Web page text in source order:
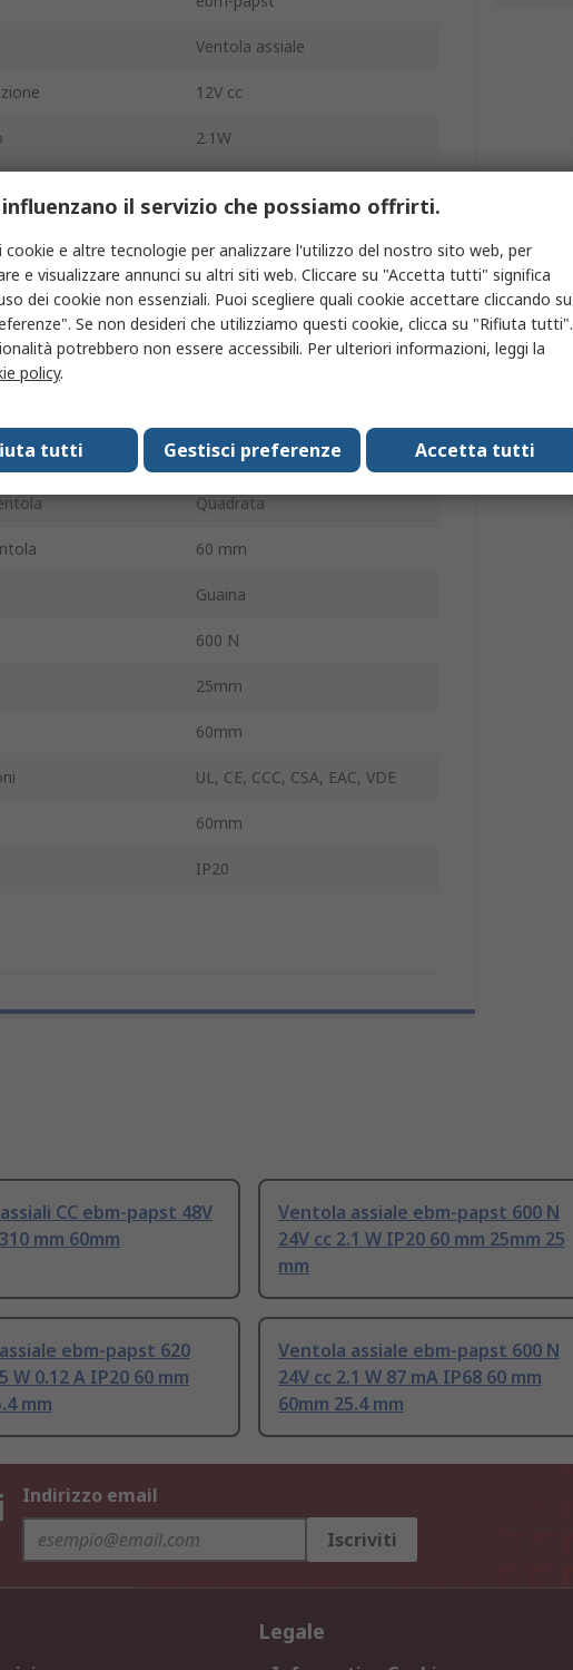
Ventola assiale
12V cc
2.1W
35dB
5100giri/min
terminazione
25mm
Quadrata
60 mm
Guaina
600 N
25mm
60mm
UL, CE, CCC, CSA, EAC, VDE
60mm
IP20
CC ebm-papst 48V
mm 60mm
Ventola assiale ebm-papst 600 N
24V cc 2.1 W IP20 60 mm 25mm 25
mm
ebm-papst 620
W 0.12 A IP20 60 mm
mm
Ventola assiale ebm-papst 600 N
24V cc 2.1 W 87 mA IP68 60 mm
60mm 25.4 mm
Indirizzo email
Iscriviti
Legale
il servizio che possiamo offrirti.
cookie e altre tecnologie per analizzare l'utilizzo del nostro sito web, per
e visualizzare annunci su altri siti web. Cliccare su "Accetta tutti" significa
dei cookie non essenziali. Puoi scegliere quali cookie accettare cliccando su
Se non desideri che utilizziamo questi cookie, clicca su "Rifiuta tutti".
potrebbero non essere accessibili. Per ulteriori informazioni, leggi la
policy.
Accetta tutti
Gestisci preferenze
tutti